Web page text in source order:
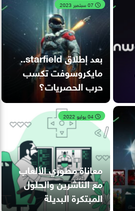
بعد إطلاق starfield..
مايكروسوفت تكسب
حرب الحصريات؟
معاناة مطوري الألعاب
مع الناشرين والحلول
المبتكرة البديلة